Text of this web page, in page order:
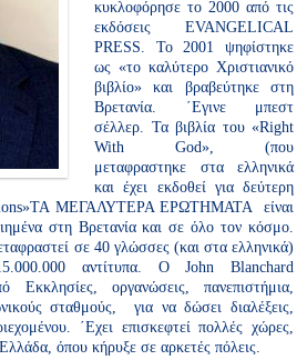
κυκλοφόρησε το 2000 από τις
εκδόσεις EVANGELICAL
PRESS. Το 2001 ψηφίστηκε
ως «το καλύτερο Χριστιανικό
βιβλίο» και βραβεύτηκε στη
Βρετανία. ΄Εγινε μπεστ
σέλλερ. Τα βιβλία του «Right
With God», (που
μεταφραστηκε στα ελληνικά
και έχει εκδοθεί για δεύτερη
ΜΕΓΑΛΥΤΕΡΑ ΕΡΩΤΗΜΑΤΑ είναι
στη Βρετανία και σε όλο τον κόσμο.
σε 40 γλώσσες (και στα ελληνικά)
αντίτυπα. Ο John Blanchard
Εκκλησίες, οργανώσεις, πανεπιστήμια,
σταθμούς, για να δώσει διαλέξεις,
΄Εχει επισκεφτεί πολλές χώρες,
όπου κήρυξε σε αρκετές πόλεις.